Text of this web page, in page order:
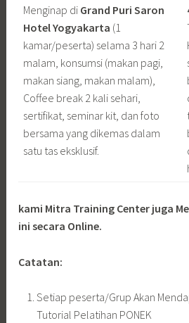
Menginap di Grand Puri Saron
Hotel Yogyakarta (1
kamar/peserta) selama 3 hari 2
malam, konsumsi (makan pagi,
makan siang, makan malam),
Coffee break 2 kali sehari,
sertifikat, seminar kit, dan foto
bersama yang dikemas dalam
satu tas eksklusif.
kami Mitra Training Center juga
ini secara Online.
Catatan:
Setiap peserta/Grup Akan
Tutorial Pelatihan PONEK